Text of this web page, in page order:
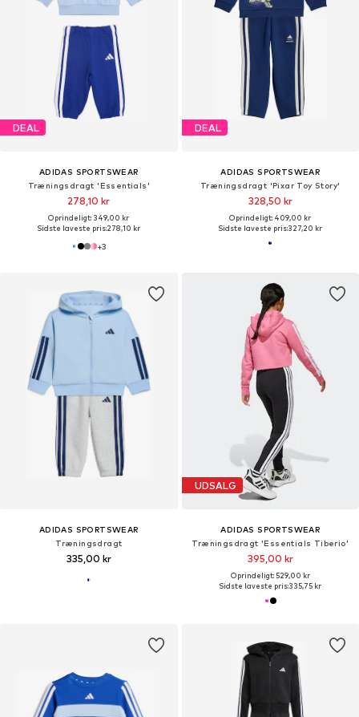
DEAL
ADIDAS SPORTSWEAR
Træningsdragt 'Essentials'
278,10 kr
Oprindeligt: 349,00 kr
Sidste laveste pris:278,10 kr
+3
DEAL
ADIDAS SPORTSWEAR
Træningsdragt 'Pixar Toy Story'
328,50 kr
Oprindeligt: 409,00 kr
Sidste laveste pris:327,20 kr
ADIDAS SPORTSWEAR
Træningsdragt
335,00 kr
UDSALG
ADIDAS SPORTSWEAR
Træningsdragt 'Essentials Tiberio'
395,00 kr
Oprindeligt: 529,00 kr
Sidste laveste pris:335,75 kr